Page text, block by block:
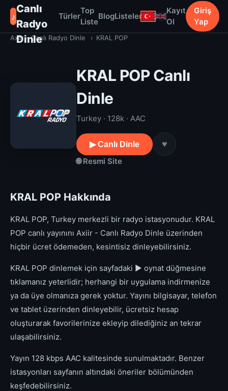
♪
Canlı
Radyo
Dinle
Türler
Top
Liste
BlogListeler
Kayıt
Ol
Giriş
Yap
Axiir - Canlı Radyo Dinle › KRAL POP
KRAL POP Canlı
Dinle
Turkey · 128k · AAC
▶ Canlı Dinle ♥
🌐 Resmi Site
KRAL POP Hakkında
KRAL POP, Turkey merkezli bir radyo istasyonudur. KRAL
POP canlı yayınını Axiir - Canlı Radyo Dinle üzerinden
hiçbir ücret ödemeden, kesintisiz dinleyebilirsiniz.
KRAL POP dinlemek için sayfadaki ▶ oynat düğmesine
tıklamanız yeterlidir; herhangi bir uygulama indirmenize
ya da üye olmanıza gerek yoktur. Yayını bilgisayar, telefon
ve tablet üzerinden dinleyebilir, ücretsiz hesap
oluşturarak favorilerinize ekleyip dilediğiniz an tekrar
ulaşabilirsiniz.
Yayın 128 kbps AAC kalitesinde sunulmaktadır. Benzer
istasyonları sayfanın altındaki öneriler bölümünden
keşfedebilirsiniz.